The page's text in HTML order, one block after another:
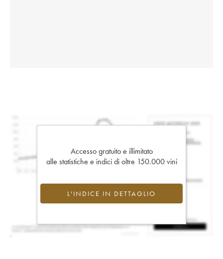
Accesso gratuito e illimitato
alle statistiche e indici di oltre 150.000 vini
L'INDICE IN DETTAGLIO